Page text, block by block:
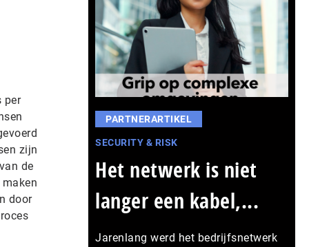
per
zijn
de
door
PARTNERARTIKEL
SECURITY & RISK
Het netwerk is niet
langer een kabel,...
Jarenlang werd het bedrijfsnetwerk